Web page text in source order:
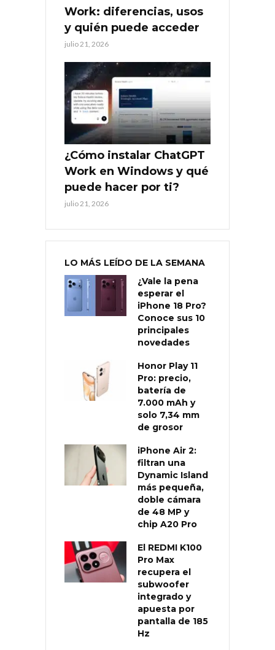
Work: diferencias, usos
y quién puede acceder
julio 21, 2026
¿Cómo instalar ChatGPT
Work en Windows y qué
puede hacer por ti?
julio 21, 2026
LO MÁS LEÍDO DE LA SEMANA
¿Vale la pena
esperar el
iPhone 18 Pro?
Conoce sus 10
principales
novedades
Honor Play 11
Pro: precio,
batería de
7.000 mAh y
solo 7,34 mm
de grosor
iPhone Air 2:
filtran una
Dynamic Island
más pequeña,
doble cámara
de 48 MP y
chip A20 Pro
El REDMI K100
Pro Max
recupera el
subwoofer
integrado y
apuesta por
pantalla de 185
Hz